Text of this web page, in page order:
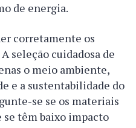
de energia.
corretamente os
A seleção cuidadosa de
o meio ambiente,
e a sustentabilidade do
se se os materiais
se têm baixo impacto